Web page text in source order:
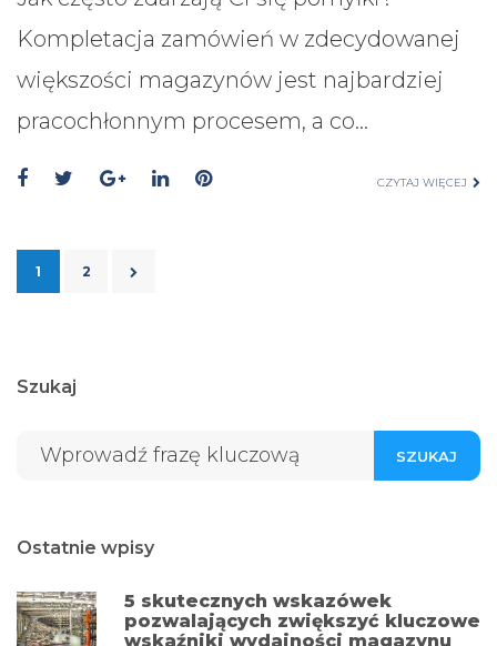
Kompletacja zamówień w zdecydowanej
większości magazynów jest najbardziej
pracochłonnym procesem, a co…
CZYTAJ WIĘCEJ
1 2
Szukaj
SZUKAJ
Ostatnie wpisy
5 skutecznych wskazówek
pozwalających zwiększyć kluczowe
wskaźniki wydajności magazynu